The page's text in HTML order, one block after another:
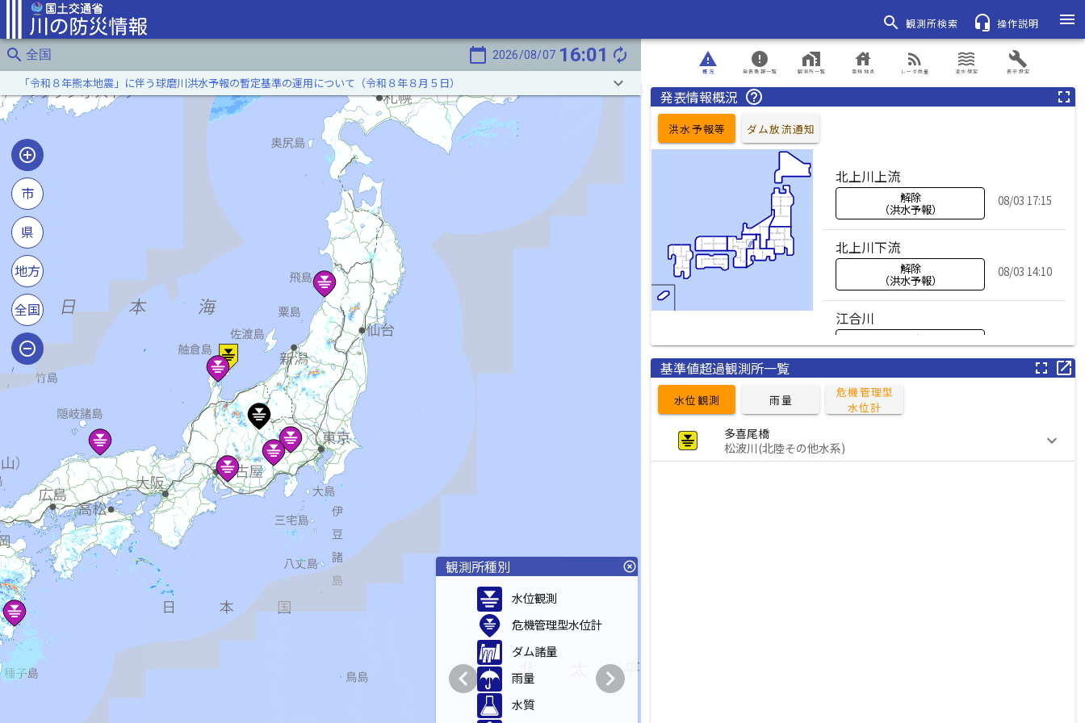
search 観測所検索 headset_mic 操作説明
menu
search 全国 calendar_today 2026/08/07 16:01 autorenew
「令和８年熊本地震」に伴う球磨川洪水予報の暫定基準の運用について（令和８年８月５日） keyboard_arrow_down
市
県
地方
全国
観測所種別 highlight_off
水位観測
危機管理型水位計
ダム諸量
雨量
水質
chevron_left chevron_right
概況
report_problem
発表情報一覧
error
観測所一覧
home_work
登録地点
house
レーダ雨量
rss_feed
浸水想定
waves
表示設定
build
発表情報概況 help_outline fullscreen
洪水予報等 ダム放流通知
北上川上流
解除
（洪水予報）
08/03 17:15
北上川下流
解除
（洪水予報）
08/03 14:10
江合川
解除
（洪水予報）
08/03 11:10
旧北上川
解除
雄物川下流
基準値超過観測所一覧 fullscreen open_in_new
水位観測 雨量
危機管理型
水位計
多喜尾橋
松波川(北陸その他水系)
keyboard_arrow_down